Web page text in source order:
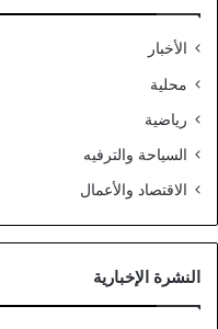
الأخبار
محلية
رياضية
السياحة والترفيه
الاقتصاد والأعمال
النشرة الإخبارية